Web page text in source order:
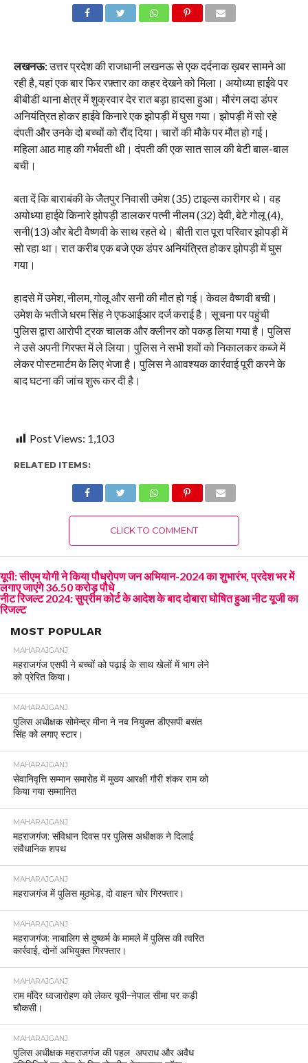
लखनऊ:उत्तर प्रदेश की राजधानी लखनऊ से एक दर्दनाक ख़बर सामने आ
रही है, यहां एक बार फिर रफ़्तार का कहर देखने को मिला। अयोध्या हाईवे पर
बीबीडी थाना क्षेत्र में शुक्रवार देर रात बड़ा हादसा हुआ। मौरंग लदा डंपर
अनियंत्रित होकर हाईवे किनारे एक झोपड़ी में घुस गया। झोपड़ी में सो रहे
दंपती और उनके दो बच्चों को रौंद दिया। चारों की मौके पर मौत हो गई।
महिला आठ माह की गर्भवती थी। दंपती की एक सात साल की बेटी बाल-बाल
बची।
बता दें कि बाराबंकी के जैतपुर निवासी उमेश (35) टाइल्स कारीगर थे। वह
अयोध्या हाईवे किनारे झोपड़ी डालकर पत्नी नीलम (32) देवी, बेटे गोलू (4),
सनी(13) और बेटी वैष्णवी के साथ रहते थे। बीती रात पूरा परिवार झोपड़ी में
सो रहा था। रात करीब एक बजे एक डंपर अनियंत्रित होकर झोपड़ी में घुस
गया।
हादसे में उमेश, नीलम, गोलू और सनी की मौत हो गई। केवल वैष्णवी बची।
उमेश के भतीजे धरम सिंह ने एफआईआर दर्ज कराई है। सूचना पर पहुंची
पुलिस द्वारा आरोपी ट्रक चालक और क्लीनर को पकड़ लिया गया है। पुलिस
ने उसे अपनी गिरफ्त में ले लिया। पुलिस ने सभी शवों को निकालकर कब्जे में
लेकर पोस्टमार्टम के लिए भेजा है। पुलिस ने आवश्यक कार्रवाई पूरी करने के
बाद घटना की जांच शुरू कर दी है।
Post Views: 1,103
RELATED ITEMS:
CLICK TO COMMENT
यूपी: सीएम योगी ने किया पौधरोपण जन अभियान-2024 का शुभारंभ, प्रदेश भर में
लगाए जाएंगे 36.50 करोड़ पौधे
नीट रिजल्ट 2024: सुप्रीम कोर्ट के आदेश के बाद दोबारा घोषित हुआ नीट यूजी का
रिजल्ट
MOST POPULAR
MAHARAJGANJ
महराजगंज एसपी ने बच्चों को पढ़ाई के साथ खेलों में भाग लेने
को प्रेरित किया।
MAHARAJGANJ
पुलिस अधीक्षक सोमेन्द्र मीना ने नव नियुक्त डीएसपी बसंत
सिंह को लगाए स्टार।
MAHARAJGANJ
सेवानिवृत्ति सम्मान समारोह में मुख्य आरक्षी गौरी शंकर राम को
किया गया सम्मानित
MAHARAJGANJ
महराजगंज: संविधान दिवस पर पुलिस अधीक्षक ने दिलाई
संवैधानिक शपथ
MAHARAJGANJ
महराजगंज में पुलिस मुठभेड़, दो वाहन चोर गिरफ्तार।
MAHARAJGANJ
महराजगंज: नाबालिग से दुष्कर्म के मामले में पुलिस की त्वरित
कार्रवाई, दोनों अभियुक्त गिरफ्तार।
MAHARAJGANJ
राम मंदिर ध्वजारोहण को लेकर यूपी–नेपाल सीमा पर कड़ी
चौकसी।
MAHARAJGANJ
पुलिस अधीक्षक महराजगंज की पहल अपराध और अवैध